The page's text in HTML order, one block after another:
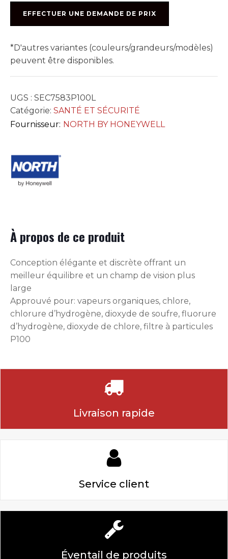
RESPIRATEUR
GAZ/VAPEUR
P100
SÉRIE
N
EFFECTUER UNE DEMANDE DE PRIX
*D'autres variantes (couleurs/grandeurs/modèles)
peuvent être disponibles.
UGS : SEC7583P100L
Catégorie: SANTÉ ET SÉCURITÉ
Fournisseur: NORTH BY HONEYWELL
À propos de ce produit
Conception élégante et discrète offrant un
meilleur équilibre et un champ de vision plus
large
Approuvé pour: vapeurs organiques, chlore,
chlorure d’hydrogène, dioxyde de soufre, fluorure
d’hydrogène, dioxyde de chlore, filtre à particules
P100
Livraison rapide
Service client
Éventail de produits